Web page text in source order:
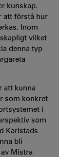
kunskap.
att förstå hur
Inom
vilket
denna typ
att kunna
som konkret
i
som
Karlstads
bli
Mistra